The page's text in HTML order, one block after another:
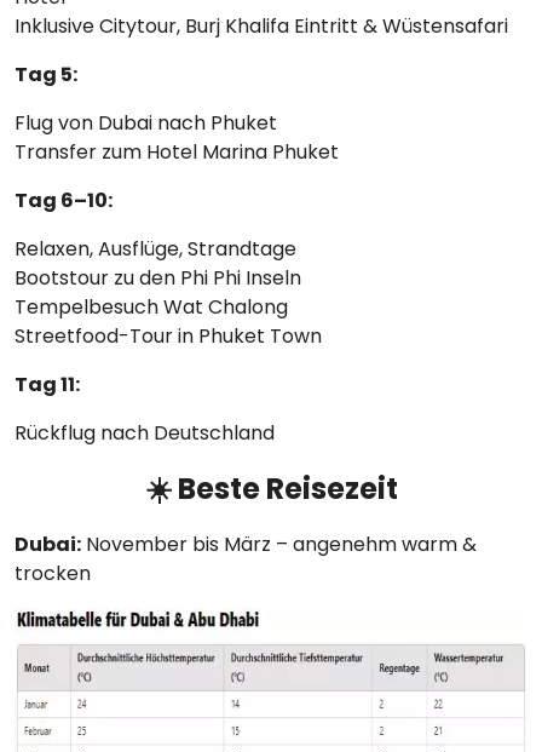
Inklusive Citytour, Burj Khalifa Eintritt & Wüstensafari
Tag 5:
Flug von Dubai nach Phuket
Transfer zum Hotel Marina Phuket
Tag 6–10:
Relaxen, Ausflüge, Strandtage
Bootstour zu den Phi Phi Inseln
Tempelbesuch Wat Chalong
Streetfood-Tour in Phuket Town
Tag 11:
Rückflug nach Deutschland
☀️ Beste Reisezeit
Dubai: November bis März – angenehm warm &
trocken